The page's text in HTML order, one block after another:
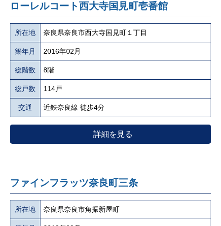
ローレルコート西大寺国見町壱番館
所在地 奈良県奈良市西大寺国見町１丁目
築年月 2016年02月
総階数 8階
総戸数 114戸
交通 近鉄奈良線 徒歩4分
詳細を見る
ファインフラッツ奈良町三条
所在地 奈良県奈良市角振新屋町